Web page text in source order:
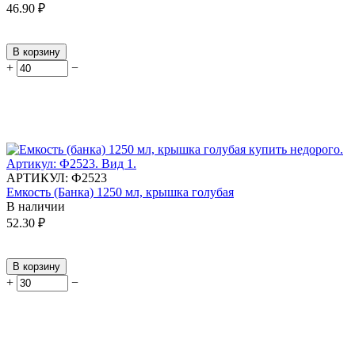
46.90 ₽
В корзину
+ −
АРТИКУЛ: Ф2523
Емкость (Банка) 1250 мл, крышка голубая
В наличии
52.30 ₽
В корзину
+ −